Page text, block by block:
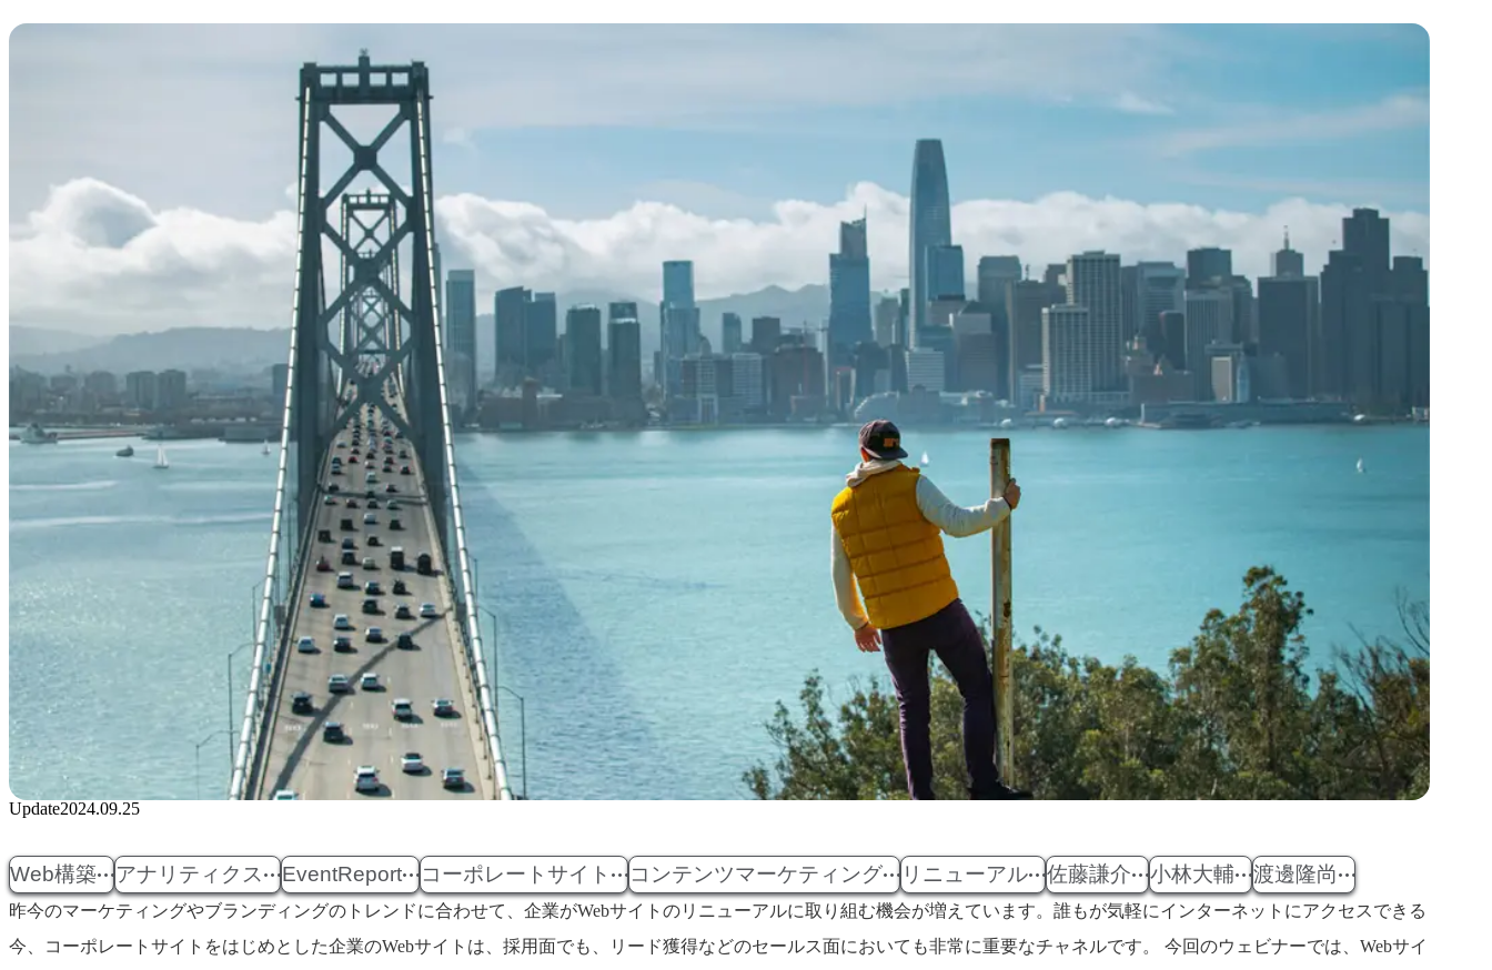
Update2024.09.25
Web構築 アナリティクス EventReport コーポレートサイト コンテンツマーケティング リニューアル 佐藤謙介 小林大輔 渡邊隆尚
昨今のマーケティングやブランディングのトレンドに合わせて、企業がWebサイトのリニューアルに取り組む機会が増えています。誰もが気軽にインターネットにアクセスできる
今、コーポレートサイトをはじめとした企業のWebサイトは、採用面でも、リード獲得などのセールス面においても非常に重要なチャネルです。 今回のウェビナーでは、Webサイ